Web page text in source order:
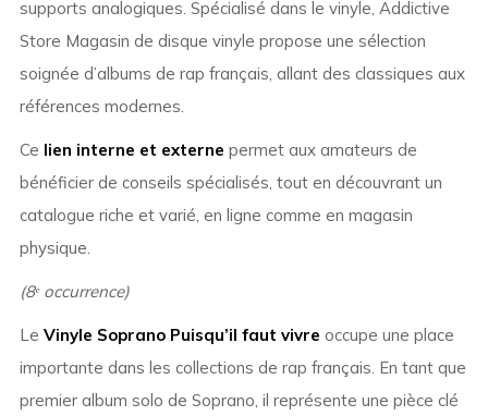
supports analogiques. Spécialisé dans le vinyle, Addictive
Store Magasin de disque vinyle propose une sélection
soignée d’albums de rap français, allant des classiques aux
références modernes.
Ce lien interne et externe permet aux amateurs de
bénéficier de conseils spécialisés, tout en découvrant un
catalogue riche et varié, en ligne comme en magasin
physique.
(8ᵉ occurrence)
Le Vinyle Soprano Puisqu’il faut vivre occupe une place
importante dans les collections de rap français. En tant que
premier album solo de Soprano, il représente une pièce clé